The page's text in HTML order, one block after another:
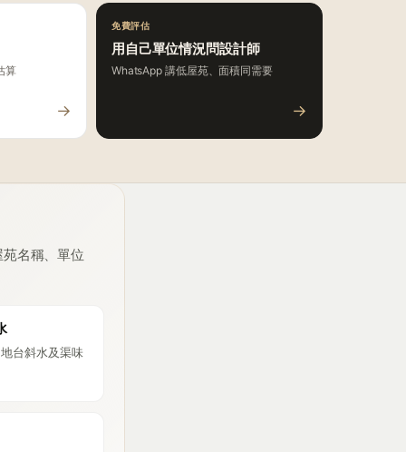
算
→
免費評估
用自己單位情況問設計師
WhatsApp 講低屋苑、面積同需要
→
名稱、單位
台斜水及渠味